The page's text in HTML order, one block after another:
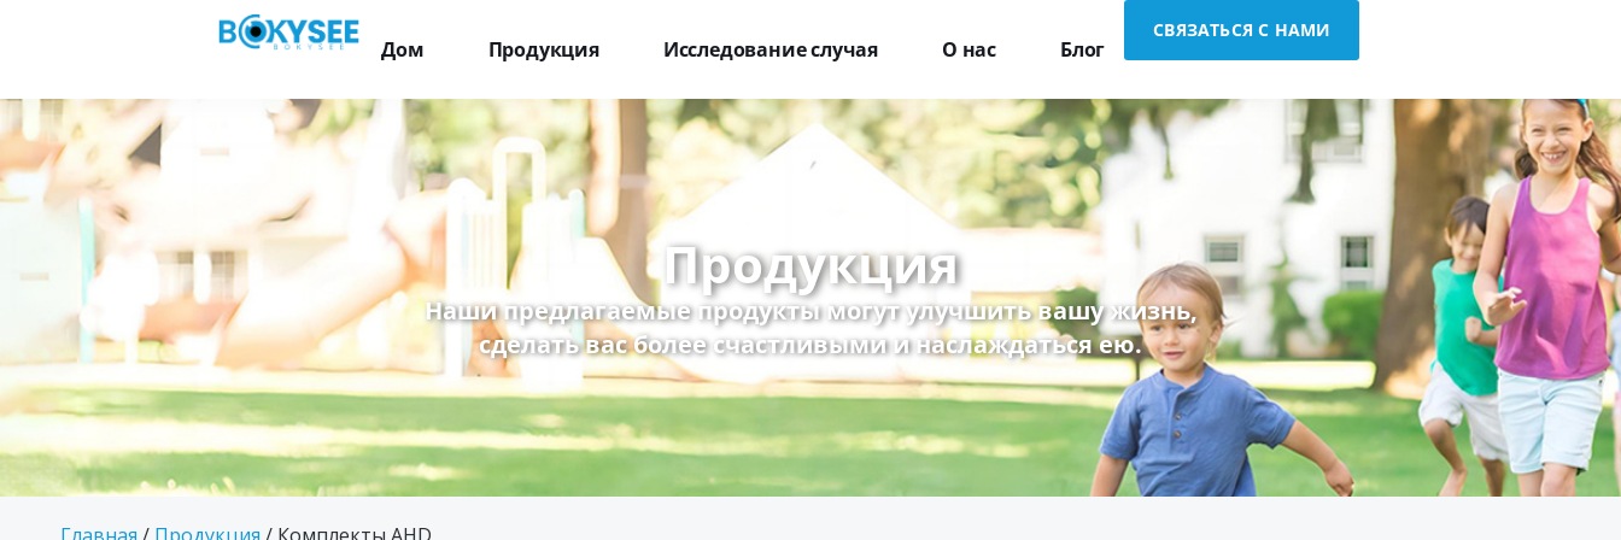
Дом Продукция Исследование случая О нас Блог
СВЯЗАТЬСЯ С НАМИ
Продукция
Наши предлагаемые продукты могут улучшить вашу жизнь,
сделать вас более счастливыми и наслаждаться ею.